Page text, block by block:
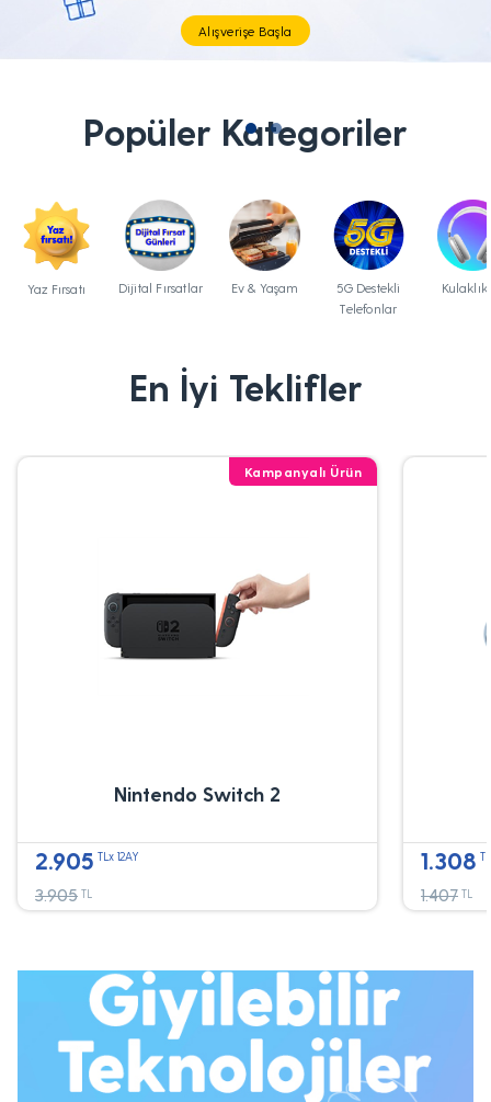
Tüm Teknolojik İhtiyaçların Tam'da
Popüler Kategoriler
Yaz Fırsatı Dijital Fırsatlar Ev & Yaşam
5G Destekli
Telefonlar
En İyi Teklifler
Kampanyalı Ürün
Nintendo Switch 2
2.905 TLx 12AY
3.905 TL
1.308
1.407 TL